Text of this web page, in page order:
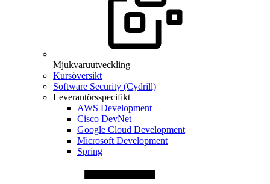
Mjukvaruutveckling
Kursöversikt
Software Security (Cydrill)
Leverantörsspecifikt
AWS Development
Cisco DevNet
Google Cloud Development
Microsoft Development
Spring